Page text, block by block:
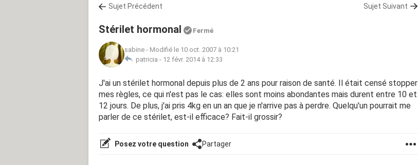
Sujet Précédent Sujet Suivant
Stérilet hormonal Fermé
sabine - Modifié le 10 oct. 2007 à 10:21
patricia - 12 févr. 2014 à 12:33
J'ai un stérilet hormonal depuis plus de 2 ans pour raison de santé. Il était censé stopper
mes règles, ce qui n'est pas le cas: elles sont moins abondantes mais durent entre 10 et
12 jours. De plus, j'ai pris 4kg en un an que je n'arrive pas à perdre. Quelqu'un pourrait me
parler de ce stérilet, est-il efficace? Fait-il grossir?
Posez votre question Partager